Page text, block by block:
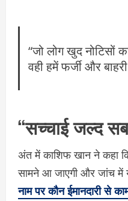
“जो लोग खुद नोटिसों
वही हमें फर्जी और
“सच्चाई जल्द
अंत में काशिफ खान ने कहा
सामने आ जाएगी और जांच में
नाम पर कौन ईमानदारी से